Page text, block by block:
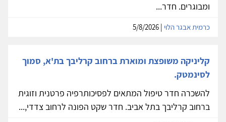
ומבוגרים. חדר...
כרמית אבגר הלוי
קליניקה משופצת ומוארת ברחוב קרליבך בת'א, סמוך
לסינמטק.
להשכרה חדר טיפול המתאים לפסיכותרפיה פרטנית וזוגית
ברחוב קרליבך בתל אביב. חדר שקט הפונה לרחוב צדדי,...